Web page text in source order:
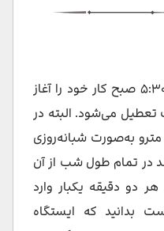
از ساعت ۵:۳۰ صبح کار خود را آغاز
حدود ساعت ۱:۰۰ شب تعطیل می‌شود. البته در
مترو به‌صورت شبانه‌روزی
در تمام طول شب از آن
دو دقیقه یکبار وارد
بدانید که ایستگاه